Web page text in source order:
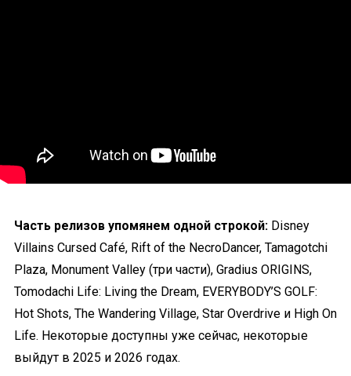
Часть релизов упомянем одной строкой: Disney
Villains Cursed Café, Rift of the NecroDancer, Tamagotchi
Plaza, Monument Valley (три части), Gradius ORIGINS,
Tomodachi Life: Living the Dream, EVERYBODY’S GOLF:
Hot Shots, The Wandering Village, Star Overdrive и High On
Life. Некоторые доступны уже сейчас, некоторые
выйдут в 2025 и 2026 годах.